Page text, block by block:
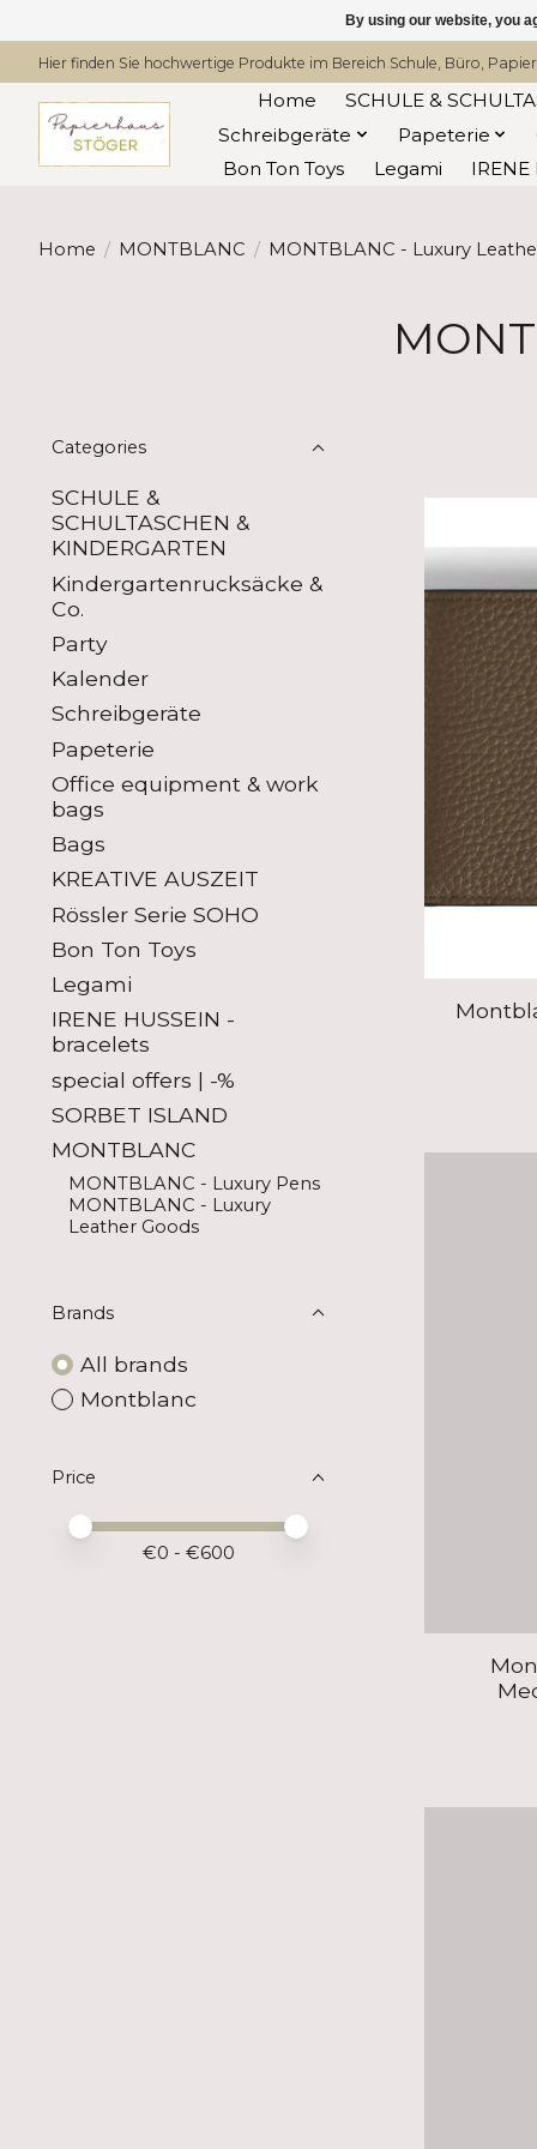
Hier finden Sie hochwertige Produkte im Bereich Schule, Büro,
Home SCHULE &
Schreibgeräte
Papeterie
Bon Ton Toys
Legami
Home / MONTBLANC / MONTBLANC - Luxury
Categories
SCHULE &
SCHULTASCHEN &
KINDERGARTEN
Kindergartenrucksäcke &
Co.
Party
Kalender
Schreibgeräte
Papeterie
Office equipment & work
bags
Bags
KREATIVE AUSZEIT
Rössler Serie SOHO
Bon Ton Toys
Legami
IRENE HUSSEIN -
bracelets
special offers | -%
SORBET ISLAND
MONTBLANC
MONTBLANC - Luxury Pens
MONTBLANC - Luxury
Leather Goods
Brands
All brands
Montblanc
Price
Price minimum value
Price maximum value
€0 - €600
By using our website, you